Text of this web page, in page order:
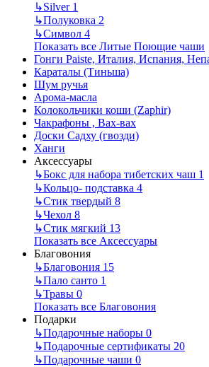
↳Silver 1
↳Полуковка 2
↳Символ 4
Показать все Литые Поющие чаши
Гонги Paiste, Италия, Испания,
Караталы (Тиньша)
Шум ручья
Арома-масла
Колокольчики коши (Zaphir)
Чакрафоны , Вах-вах
Доски Садху (гвозди)
Ханги
Аксессуары
↳Бокс для набора тибетских чаш 1
↳Кольцо- подставка 4
↳Стик твердый 8
↳Чехол 8
↳Стик мягкий 13
Показать все Аксессуары
Благовония
↳Благовония 15
↳Пало санто 1
↳Травы 0
Показать все Благовония
Подарки
↳Подарочные наборы 0
↳Подарочные сертификаты 20
↳Подарочные чаши 0